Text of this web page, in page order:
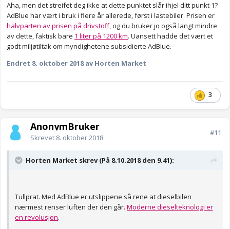
Aha, men det streifet deg ikke at dette punktet slår ihjel ditt punkt 1?
AdBlue har vært i bruk i flere år allerede, først i lastebiler. Prisen er
halvparten av prisen på drivstoff, og du bruker jo også langt mindre
av dette, faktisk bare 1 liter på 1200 km. Uansett hadde det vært et
godt miljøtiltak om myndighetene subsidierte AdBlue.
Endret 8. oktober 2018av Horten Market
3
AnonymBruker
Skrevet 8. oktober 2018
#11
Horten Market skrev (På 8.10.2018 den 9.41):
Tullprat. Med AdBlue er utslippene så rene at dieselbilen
nærmest renser luften der den går. Moderne dieselteknologi er
en revolusjon.